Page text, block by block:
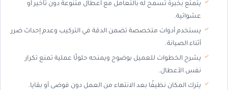
يتمتع بخبرة تسمح له بالتعامل مع أعطال متنوعة دون تأخير أو
عشوائية.
يستخدم أدوات متخصصة تضمن الدقة في التركيب وعدم إحداث ضرر
أثناء الصيانة.
يشرح الخطوات للعميل بوضوح ويمنحه حلولًا عملية تمنع تكرار
نفس الأعطال.
يترك المكان نظيفًا بعد الانتهاء من العمل دون فوضى أو بقايا.